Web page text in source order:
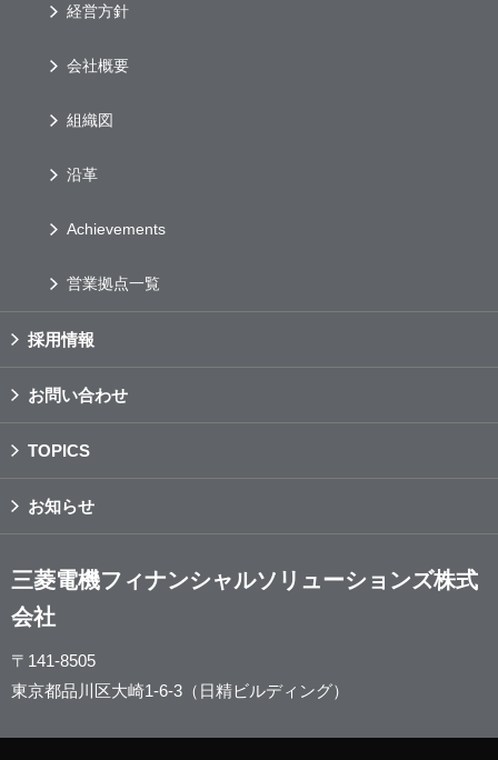
経営方針
会社概要
組織図
沿革
Achievements
営業拠点一覧
採用情報
お問い合わせ
TOPICS
お知らせ
三菱電機フィナンシャルソリューションズ株式
会社
〒141-8505
東京都品川区大崎1-6-3（日精ビルディング）